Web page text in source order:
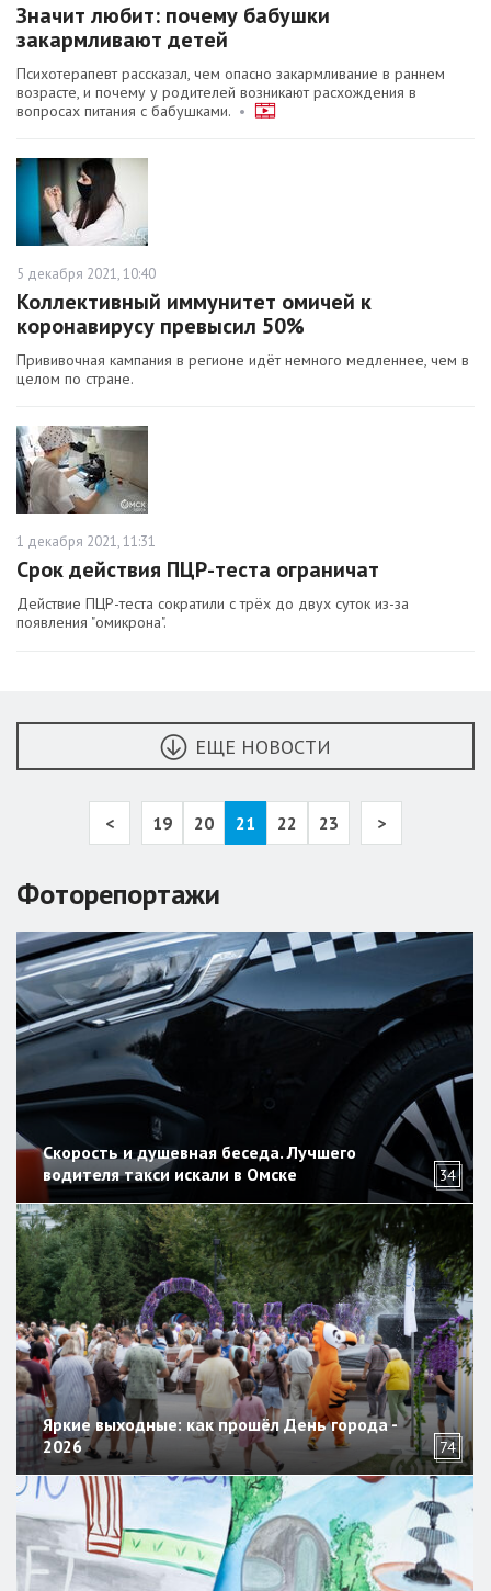
Значит любит: почему бабушки
закармливают детей
Психотерапевт рассказал, чем опасно закармливание в раннем
возрасте, и почему у родителей возникают расхождения в
вопросах питания с бабушками. •
5 декабря 2021, 10:40
Коллективный иммунитет омичей к
коронавирусу превысил 50%
Прививочная кампания в регионе идёт немного медленнее, чем в
целом по стране.
1 декабря 2021, 11:31
Срок действия ПЦР-теста ограничат
Действие ПЦР-теста сократили с трёх до двух суток из-за
появления "омикрона".
ЕЩЕ НОВОСТИ
< 19 20 21 22 23 >
Фоторепортажи
Скорость и душевная беседа. Лучшего
водителя такси искали в Омске
34
Яркие выходные: как прошёл День города -
2026
74